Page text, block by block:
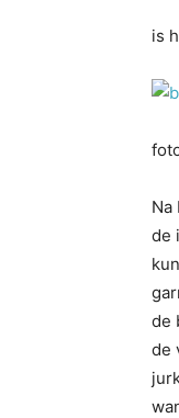
is
Na
de
de
de